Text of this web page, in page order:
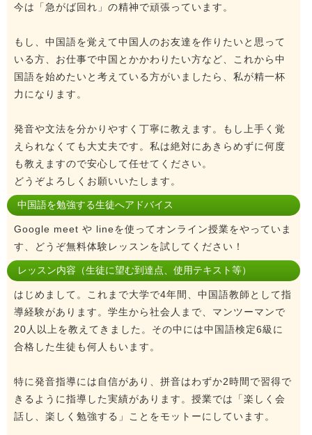
今は「急がば回れ」の精神で頑張っています。
もし、中国語を覚えて中国人のお友達を作りたいと思って
いる方、お仕事で中国とかかわりたい方など、これから中
国語を始めたいと考えている方がいましたら、私が精一杯
力になります。
発音や文法を分かりやすく丁寧に教えます。もし上手く覚
えられなくても大丈夫です。私は絶対にあきらめずに何度
も教えますので安心して任せてください。
どうぞよろしくお願いいたします。
中国語を勉強する生徒へアドバイス
Google meet や lineを使ってオンライン授業をやっていま
す、どうぞ無料体験レッスンを試してください！
レッスン内容（生徒に望む到達点、使用テキスト等）
はじめまして。これまで大学で4年間、中国語教師として指
導経験があります。学生から社会人まで、マンツーマンで
20人以上を教えてきました。その中には中国語検定6級に
合格した生徒も何人もいます。
特に発音指導には自信があり、拼音はわずか2時間で習得で
きるように指導した実績があります。授業では「楽しく会
話し、楽しく勉強する」ことをモットーにしています。